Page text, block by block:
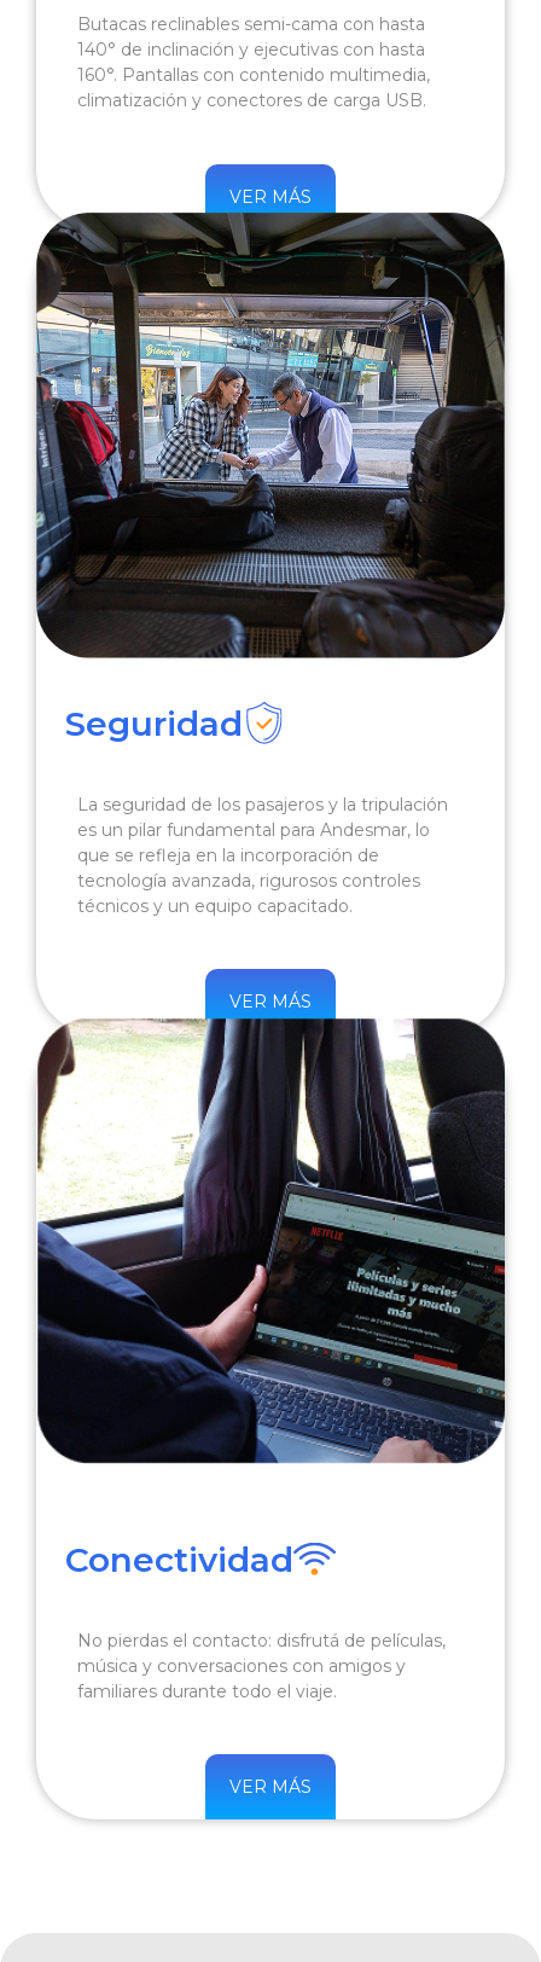
Butacas reclinables semi-cama con hasta
140° de inclinación y ejecutivas con hasta
160°. Pantallas con contenido multimedia,
climatización y conectores de carga USB.
VER MÁS
Seguridad
La seguridad de los pasajeros y la tripulación
es un pilar fundamental para Andesmar, lo
que se refleja en la incorporación de
tecnología avanzada, rigurosos controles
técnicos y un equipo capacitado.
VER MÁS
Conectividad
No pierdas el contacto: disfrutá de películas,
música y conversaciones con amigos y
familiares durante todo el viaje.
VER MÁS